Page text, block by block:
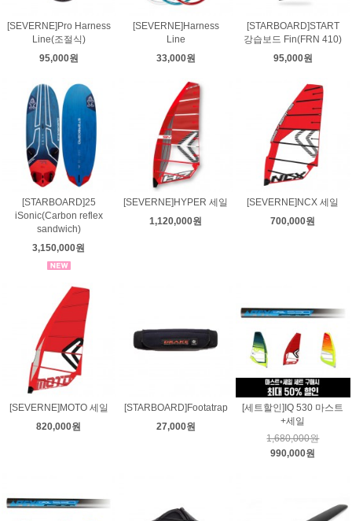
[SEVERNE]Pro Harness
Line(조절식)
95,000원
[SEVERNE]Harness
Line
33,000원
[STARBOARD]START
강습보드 Fin(FRN 410)
95,000원
[STARBOARD]25
iSonic(Carbon reflex
sandwich)
3,150,000원
[SEVERNE]HYPER 세일
1,120,000원
[SEVERNE]NCX 세일
700,000원
[SEVERNE]MOTO 세일
820,000원
[STARBOARD]Footatrap
27,000원
[세트할인]IQ 530 마스트
+세일
1,680,000원
990,000원